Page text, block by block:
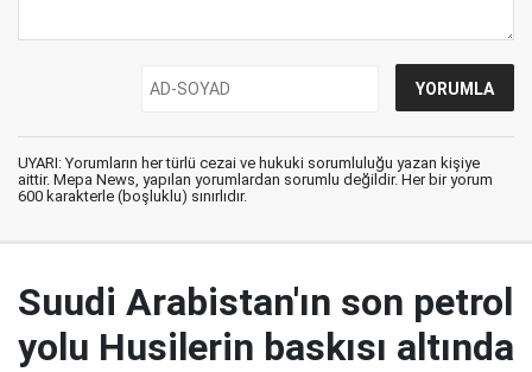
UYARI: Yorumların her türlü cezai ve hukuki sorumluluğu yazan kişiye
aittir. Mepa News, yapılan yorumlardan sorumlu değildir. Her bir yorum
600 karakterle (boşluklu) sınırlıdır.
Suudi Arabistan'ın son petrol
yolu Husilerin baskısı altında